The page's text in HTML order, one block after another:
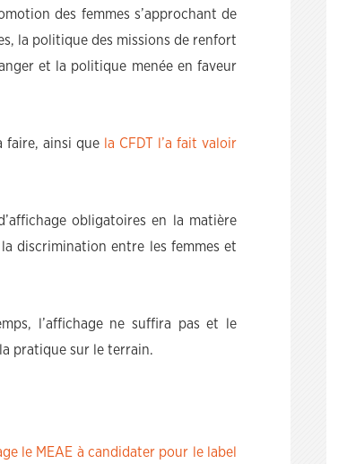
des femmes s’approchant de
la politique des missions de renfort
et la politique menée en faveur
faire, ainsi que la CFDT l’a fait valoir
obligatoires en la matière
discrimination entre les femmes et
l’affichage ne suffira pas et le
pratique sur le terrain.
le MEAE à candidater pour le label